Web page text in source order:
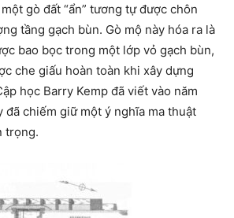
gò đất “ẩn” tương tự được chôn
tầng gạch bùn. Gò mộ này hóa ra là
bao bọc trong một lớp vỏ gạch bùn,
che giấu hoàn toàn khi xây dựng
học Barry Kemp đã viết vào năm
đã chiếm giữ một ý nghĩa ma thuật
trọng.